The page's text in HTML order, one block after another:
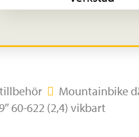
Mountainbike
60-622 (2,4) vikbart